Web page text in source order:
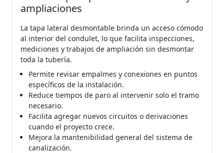
ampliaciones
La tapa lateral desmontable brinda un acceso cómodo
al interior del condulet, lo que facilita inspecciones,
mediciones y trabajos de ampliación sin desmontar
toda la tubería.
Permite revisar empalmes y conexiones en puntos
específicos de la instalación.
Reduce tiempos de paro al intervenir solo el tramo
necesario.
Facilita agregar nuevos circuitos o derivaciones
cuando el proyecto crece.
Mejora la mantenibilidad general del sistema de
canalización.